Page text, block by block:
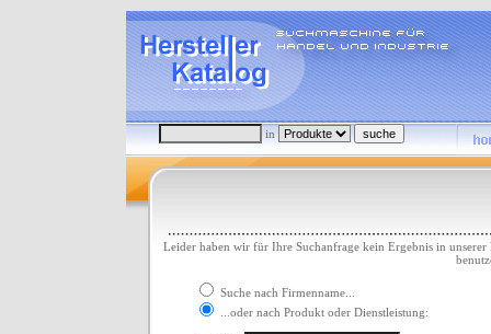
in
Leider haben wir für Ihre Suchanfrage kein Ergebnis in
Suche nach Firmenname...
...oder nach Produkt oder Dienstleistung: